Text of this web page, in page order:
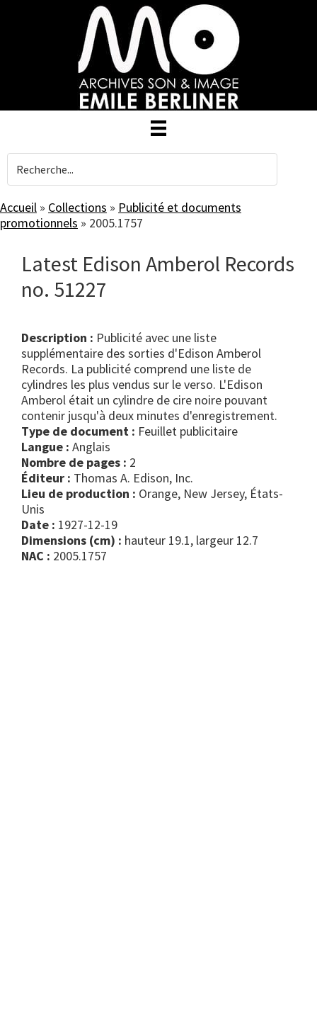
Accueil » Collections » Publicité et documents
promotionnels » 2005.1757
Latest Edison Amberol Records
no. 51227
Description : Publicité avec une liste
supplémentaire des sorties d'Edison Amberol
Records. La publicité comprend une liste de
cylindres les plus vendus sur le verso. L'Edison
Amberol était un cylindre de cire noire pouvant
contenir jusqu'à deux minutes d'enregistrement.
Type de document :
feuillet publicitaire
Langue : Anglais
Nombre de pages : 2
Éditeur : Thomas A. Edison, Inc.
Lieu de production : Orange, New Jersey, États-
Unis
Date : 1927-12-19
Dimensions (cm) : hauteur 19.1, largeur 12.7
NAC : 2005.1757